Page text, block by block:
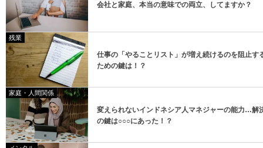
会社と家庭、本当の意味での両立、してますか？
残業
仕事の「やることリスト」が増え続けるのを阻止す
ための鍵は！？
家庭・人間関係
変えられないインドネシア人マネジャーの能力…解
の鍵は○○○にあった！？